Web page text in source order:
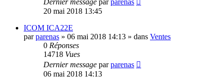
20 mai 2018 13:45
ICOM ICA22E
parparenas » 06 mai 2018 14:13 » dans Ventes
0 Réponses
14718 Vues
Dernier message parparenas
06 mai 2018 14:13